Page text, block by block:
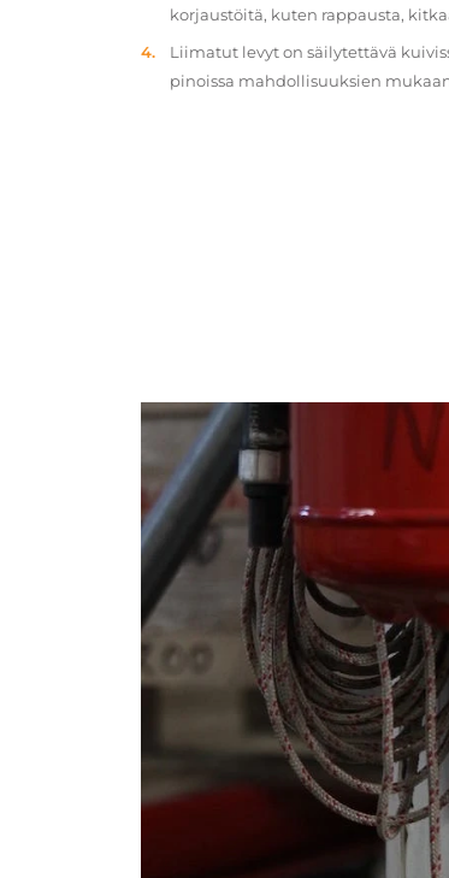
korjaustöitä, kuten rappausta,
Liimatut levyt on säilytettävä
pinoissa mahdollisuuksien